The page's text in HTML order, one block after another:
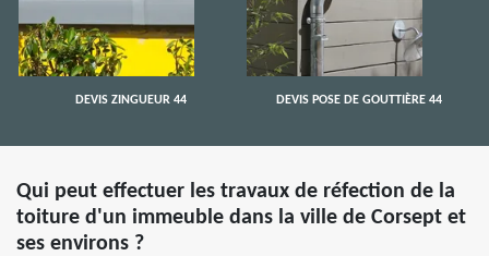
DEVIS ZINGUEUR 44 DEVIS POSE DE GOUTTIÈRE 44
Qui peut effectuer les travaux de réfection de la
toiture d'un immeuble dans la ville de Corsept et
ses environs ?